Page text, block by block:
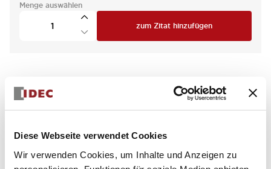
Diese Webseite verwendet Cookies
Wir verwenden Cookies, um Inhalte und Anzeigen zu
Menge auswählen
zum Zitat hinzufügen